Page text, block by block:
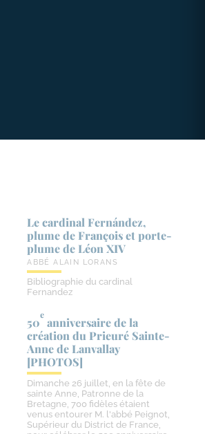
Le cardinal Fernández,
plume de François et porte-​
plume de Léon XIV
ABBÉ ALAIN LORANS
Bibliographie du cardinal
Fernandez
50
e
anniversaire de la
création du Prieuré Sainte-​
Anne de Lanvallay
[PHOTOS]
Dimanche 26 juillet, en la fête de
sainte Anne, Patronne de la
Bretagne, 700 fidèles étaient
venus entourer M. l'abbé Peignot,
Supérieur du District de France,